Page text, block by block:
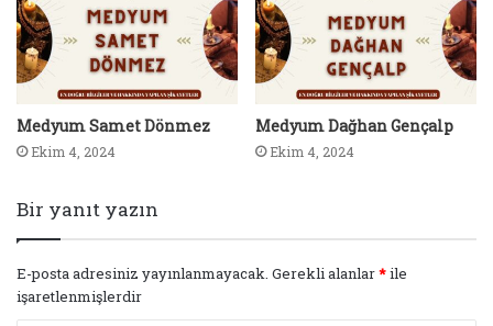
Medyum Samet Dönmez
Ekim 4, 2024
Medyum Dağhan Gençalp
Ekim 4, 2024
Bir yanıt yazın
E-posta adresiniz yayınlanmayacak. Gerekli alanlar*ile
işaretlenmişlerdir